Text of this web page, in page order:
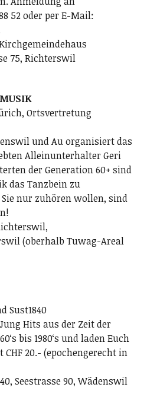
52 oder per E-Mail:
75, Richterswil
Ortsvertretung
und Au organisiert das
Alleinunterhalter Geri
der Generation 60+ sind
das Tanzbein zu
nur zuhören wollen, sind
(oberhalb Tuwag-Areal
Sust1840
Hits aus der Zeit der
bis 1980ʻs und laden Euch
20.- (epochengerecht in
Seestrasse 90, Wädenswil